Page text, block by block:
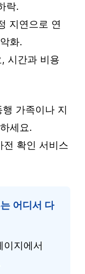
락.
지연으로 연
화.
시간과 비용
가족이나 지
세요.
전 확인 서비스
어디서 다
이지에서